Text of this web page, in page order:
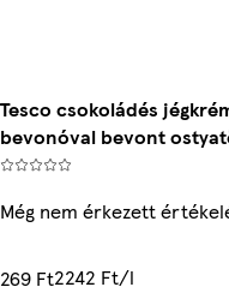
Tesco csokoládés
bevonóval bevont
Még nem érkezett
269 Ft2242 Ft/l